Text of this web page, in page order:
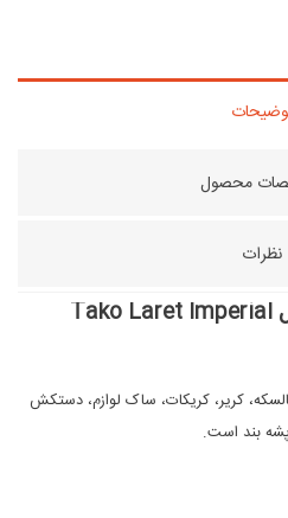
محصول
نظرات
کریر، کریکات، ساک لوازم، دستکش
پشه بند است.